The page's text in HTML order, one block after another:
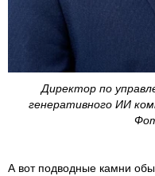
Директор по
генеративного ИИ
А вот подводные камни